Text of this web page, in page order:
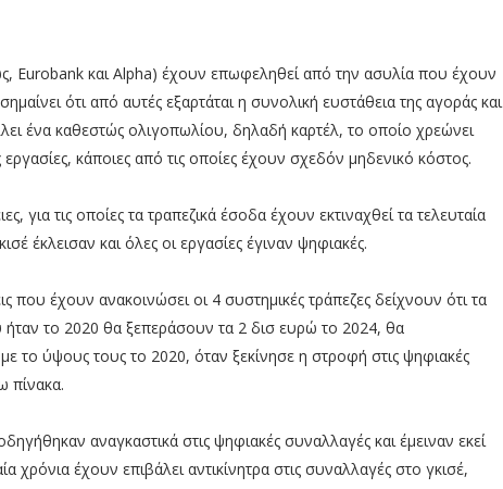
Eurobank και Alpha) έχουν επωφεληθεί από την ασυλία που έχουν
ότι από αυτές εξαρτάται η συνολική ευστάθεια της αγοράς και
ένα καθεστώς ολιγοπωλίου, δηλαδή καρτέλ, το οποίο χρεώνει
κάποιες από τις οποίες έχουν σχεδόν μηδενικό κόστος.
για τις οποίες τα τραπεζικά έσοδα έχουν εκτιναχθεί τα τελευταία
έκλεισαν και όλες οι εργασίες έγιναν ψηφιακές.
που έχουν ανακοινώσει οι 4 συστημικές τράπεζες δείχνουν ότι τα
το 2020 θα ξεπεράσουν τα 2 δισ ευρώ το 2024, θα
ύψους τους το 2020, όταν ξεκίνησε η στροφή στις ψηφιακές
πίνακα.
αναγκαστικά στις ψηφιακές συναλλαγές και έμειναν εκεί
χρόνια έχουν επιβάλει αντικίνητρα στις συναλλαγές στο γκισέ,